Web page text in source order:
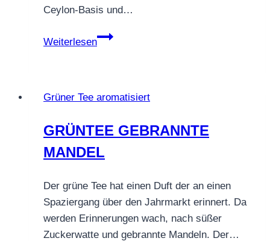
Ceylon-Basis und…
Weiterlesen
Schwarztee
Grüner Tee aromatisiert
GRÜNTEE GEBRANNTE
MANDEL
Der grüne Tee hat einen Duft der an einen
Spaziergang über den Jahrmarkt erinnert. Da
werden Erinnerungen wach, nach süßer
Zuckerwatte und gebrannte Mandeln. Der…